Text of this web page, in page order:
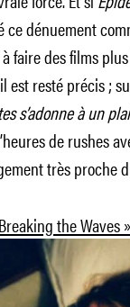
ce dénuement
faire des films
est resté précis ;
s’adonne à un
de rushes
très proche
the Waves